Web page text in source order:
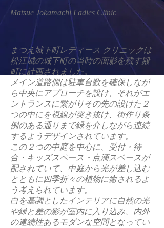
Matsue Jokamachi Ladies Clinic
まつえ城下町レディース クリニックは
松江城の城下町の当時の面影を残す殿
町に計画されました。
メイン道路側は駐車台数を確保しなが
ら中央にアプローチを設け、それがエ
ントランスに繋がりその先の設けた２
つの中にを視線が突き抜け、街作り条
例のある通りまで緑を介しながら連続
するようデザインされています。
この２つの中庭を中心に、受付・待
合・キッズスペース・点滴スペースが
配されていて、中庭から光が差し込む
とともに四季折々の植物に癒されるよ
う考えられています。
白を基調としたインテリアに自然の光
や緑と差の影が室内に入り込み、内外
の連続性あるモダンな空間となってい